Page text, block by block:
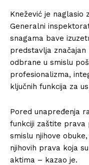
Knežević je naglasio
Generalni
snagama bave
predstavlja
odbrane u smislu
profesionalizma,
ključnih funkcija za
Pored unapređenja
funkciji zaštite prava
smislu njihove
njihovih prava koja
aktima – kazao je.